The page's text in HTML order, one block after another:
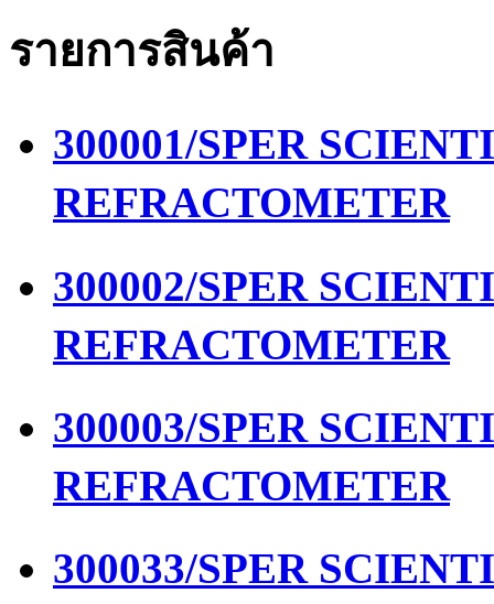
รายการสินค้า
300001/SPER
REFRACTOMETER
300002/SPER
REFRACTOMETER
300003/SPER
REFRACTOMETER
300033/SPER